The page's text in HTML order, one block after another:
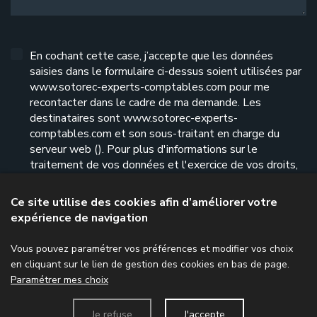
En cochant cette case, j’accepte que les données
saisies dans le formulaire ci-dessus soient utilisées par
www.sotorec-experts-comptables.com pour me
recontacter dans le cadre de ma demande. Les
destinataires sont www.sotorec-experts-
comptables.com et son sous-traitant en charge du
serveur web (). Pour plus d'informations sur le
traitement de vos données et l'exercice de vos droits,
Envoyer le formulaire
Ce site utilise des cookies afin d’améliorer votre
expérience de navigation
Vous pouvez paramétrer vos préférences et modifier vos choix
en cliquant sur le lien de gestion des cookies en bas de page.
Paramétrer mes choix